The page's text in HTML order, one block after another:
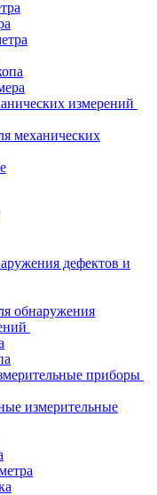
измерений
механических
дефектов и
обнаружения
приборы
измерительные